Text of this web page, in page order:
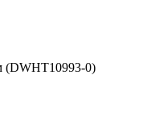
(DWHT10993-0)